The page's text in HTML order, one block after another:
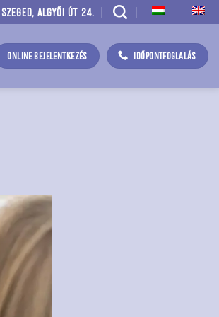
ALGYŐI ÚT 24.
ONLINE BEJELENTKEZÉS IDŐPONTFOGLALÁS